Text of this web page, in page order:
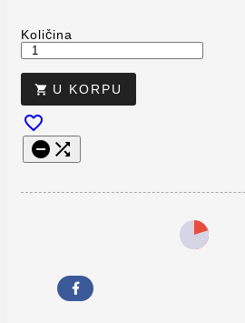
Količina
 U KORPU

 